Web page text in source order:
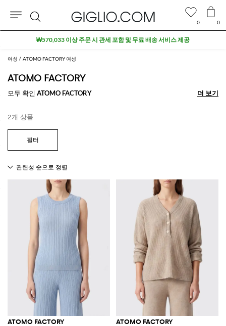
여성 ATOMO FACTORY 여성
ATOMO FACTORY
모두 확인 ATOMO FACTORY 더 보기
더 보기
2개 상품
ATOMO FACTORY ATOMO FACTORY
0 0
검
색
₩570,033 이상 주문 시 관세 포함 및 무료 배송 서비스 제공